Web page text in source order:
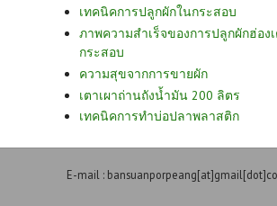
เทคนิคการปลูกผักในกระสอบ
ภาพความสำเร็จของการปลูกผักฮ่อง
กระสอบ
ความสุขจากการขายผัก
เตาเผาถ่านถังน้ำมัน 200 ลิตร
เทคนิคการทำบ่อปลาพลาสติก
E-mail :